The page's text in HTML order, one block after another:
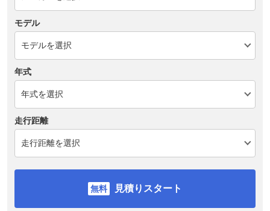
モデル
年式
走行距離
見積りスタート